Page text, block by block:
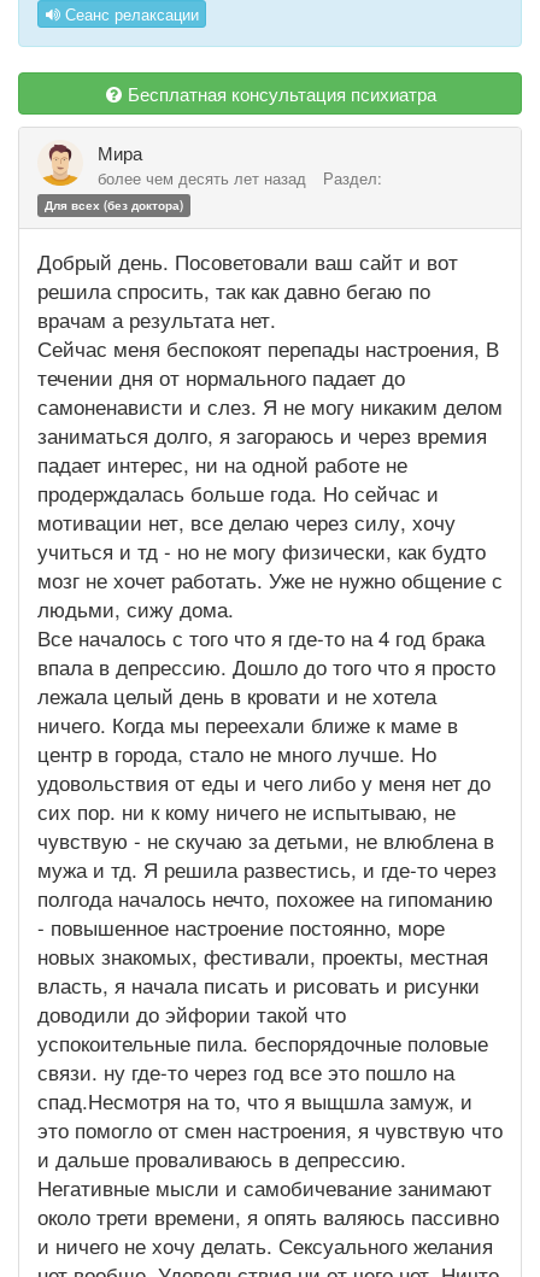
Сеанс релаксации
Бесплатная консультация психиатра
Мира
более чем десять лет назад Раздел:
Для всех (без доктора)
Добрый день. Посоветовали ваш сайт и вот
решила спросить, так как давно бегаю по
врачам а результата нет.
Сейчас меня беспокоят перепады настроения, В
течении дня от нормального падает до
самоненависти и слез. Я не могу никаким делом
заниматься долго, я загораюсь и через времия
падает интерес, ни на одной работе не
продерждалась больше года. Но сейчас и
мотивации нет, все делаю через силу, хочу
учиться и тд - но не могу физически, как будто
мозг не хочет работать. Уже не нужно общение с
людьми, сижу дома.
Все началось с того что я где-то на 4 год брака
впала в депрессию. Дошло до того что я просто
лежала целый день в кровати и не хотела
ничего. Когда мы переехали ближе к маме в
центр в города, стало не много лучше. Но
удовольствия от еды и чего либо у меня нет до
сих пор. ни к кому ничего не испытываю, не
чувствую - не скучаю за детьми, не влюблена в
мужа и тд. Я решила развестись, и где-то через
полгода началось нечто, похожее на гипоманию
- повышенное настроение постоянно, море
новых знакомых, фестивали, проекты, местная
власть, я начала писать и рисовать и рисунки
доводили до эйфории такой что
успокоительные пила. беспорядочные половые
связи. ну где-то через год все это пошло на
спад.Несмотря на то, что я выщшла замуж, и
это помогло от смен настроения, я чувствую что
и дальше проваливаюсь в депрессию.
Негативные мысли и самобичевание занимают
около трети времени, я опять валяюсь пассивно
и ничего не хочу делать. Сексуального желания